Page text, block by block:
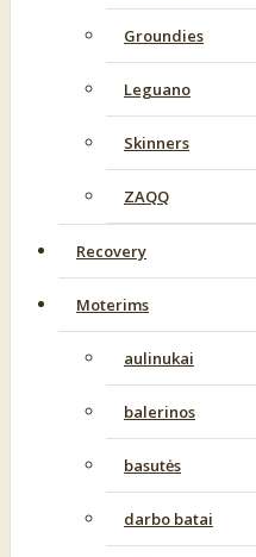
Groundies
Leguano
Skinners
ZAQQ
Recovery
Moterims
aulinukai
balerinos
basutės
darbo batai